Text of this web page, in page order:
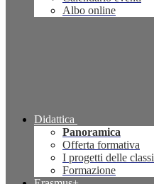
Albo online
Didattica
Panoramica
Offerta formativa
I progetti delle classi
Formazione